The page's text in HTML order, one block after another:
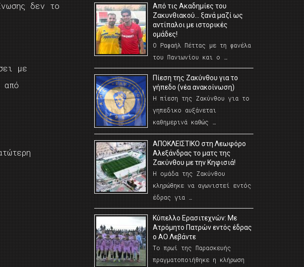
δεν το
με
από
Από τις Ακαδημίες του
Ζακυνθιακού… ξανά μαζί ως
αντίπαλοι με ιστορικές
ομάδες!
Ο Ραφαήλ Πέττας με τη φανέλα
του Πανιωνίου και ο …
Πίεση της Ζακύνθου για το
γήπεδο (νέα ανακοίνωση)
Η πίεση της Ζακύνθου για το
γηπεδικο αυξάνεται
καθημερινά καθώς …
AΠΟΚΛΕΙΣΤΙΚΟ στη Λεωφόρο
Αλεξάνδρας το ματς της
Ζακύνθου με την Κηφισιά!
Η ομάδα της Ζακύνθου
κληρώθηκε να αγωνιστεί εντός
έδρας για …
Κύπελλο Ερασιτεχνών: Με
Ατρόμητο Πατρών εντός έδρας
ο ΑΟ Λεβάντε
Το πρωί της Παρασκευής
πραγματοποιήθηκε η κλήρωση